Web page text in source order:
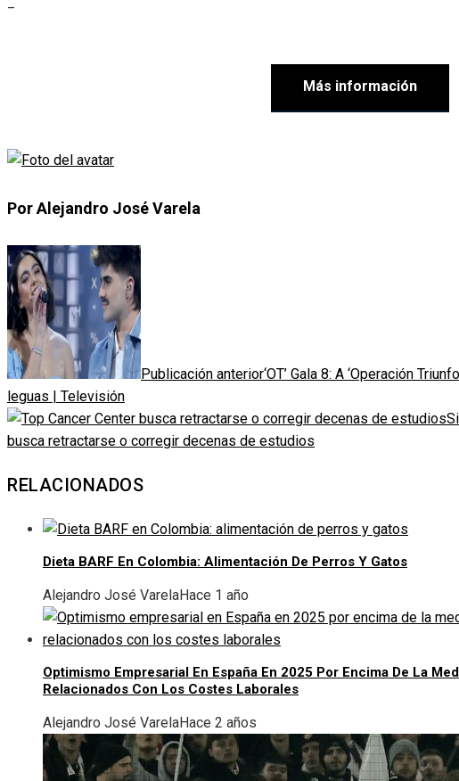
Más información
Por Alejandro José Varela
Publicación anterior‘OT’ Gala 8: A ‘Operación
leguas | Televisión
busca retractarse o corregir decenas de estudios
RELACIONADOS
Dieta BARF En Colombia: Alimentación De Perros Y Gatos
Alejandro José VarelaHace 1 año
Optimismo Empresarial En España En 2025 Por Encima De La
Relacionados Con Los Costes Laborales
Alejandro José VarelaHace 2 años